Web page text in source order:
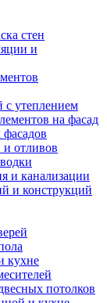
стен
и
с утеплением
на фасад
фасадов
отливов
и канализации
и конструкций
кухне
потолков